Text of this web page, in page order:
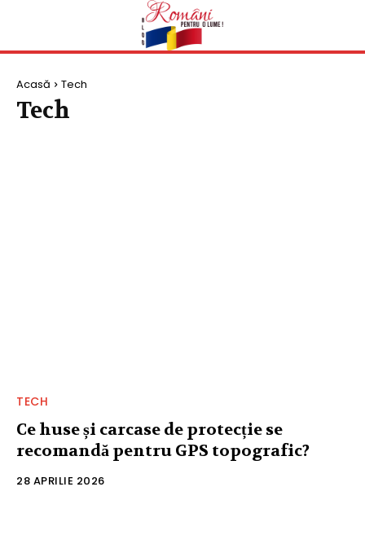
Acasă Tech
Tech
TECH
Ce huse și carcase de protecție se
recomandă pentru GPS topografic?
28 APRILIE 2026